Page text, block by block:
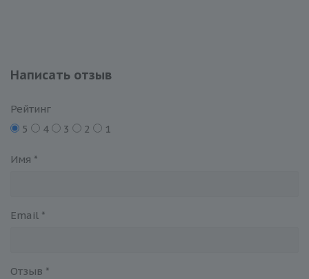
Написать отзыв
Рейтинг
5
4 3 2 1
Имя *
Email *
Отзыв *